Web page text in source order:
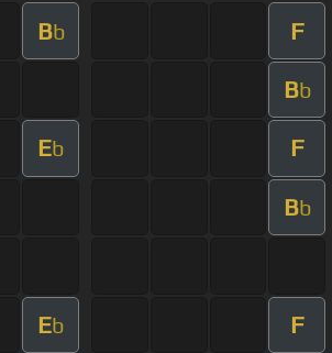
Bb F
Bb
Eb F
Bb
Eb F